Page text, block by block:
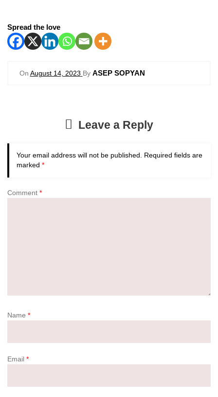
Spread the love
On August 14, 2023 By ASEP SOPYAN
Leave a Reply
Your email address will not be published. Required fields are
marked *
Comment *
Name *
Email *